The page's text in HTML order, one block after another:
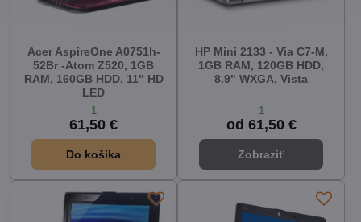
Acer AspireOne A0751h-
52Br -Atom Z520, 1GB
RAM, 160GB HDD, 11" HD
LED
1
61,50 €
Do košíka
HP Mini 2133 - Via C7-M,
1GB RAM, 120GB HDD,
8.9" WXGA, Vista
1
od 61,50 €
Zobraziť